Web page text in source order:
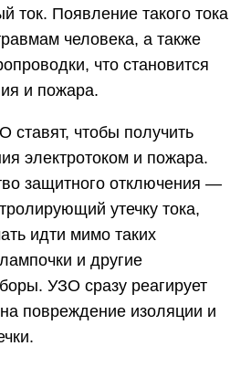
ток. Появление такого тока
человека, а также
что становится
и пожара.
ставят, чтобы получить
электротоком и пожара.
защитного отключения —
утечку тока,
идти мимо таких
и другие
УЗО сразу реагирует
повреждение изоляции и